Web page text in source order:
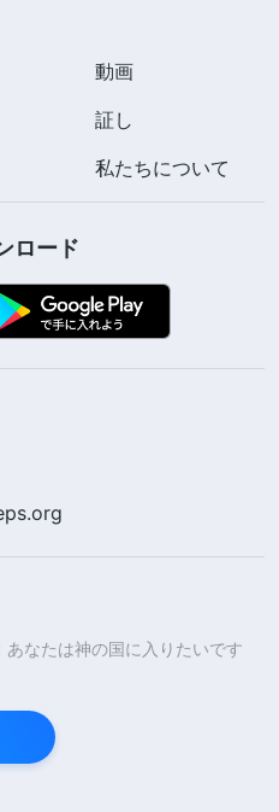
動画
証し
私たちについて
ロード
なたは神の国に入りたいです